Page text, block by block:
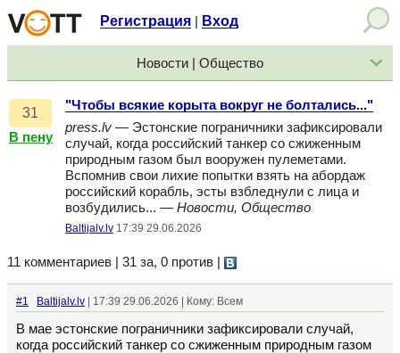
Регистрация Вход
Новости | Общество
31
В пену
"Чтобы всякие корыта вокруг не болтались..."
press.lv — Эстонские пограничники зафиксировали
случай, когда российский танкер со сжиженным
природным газом был вооружен пулеметами.
Вспомнив свои лихие попытки взять на абордаж
российский корабль, эсты взбледнули с лица и
возбудились... — Новости, Общество
Baltijalv.lv 17:39 29.06.2026
11 комментариев | 31 за, 0 против
#1 Baltijalv.lv | 17:39 29.06.2026 | Кому: Всем
В мае эстонские пограничники зафиксировали случай,
когда российский танкер со сжиженным природным газом